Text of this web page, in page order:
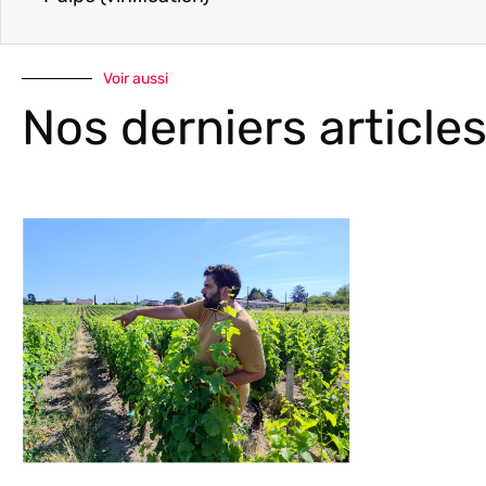
Voir aussi
Nos derniers articles